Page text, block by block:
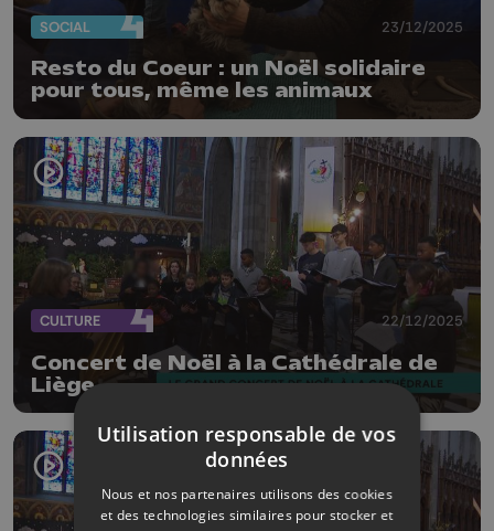
SOCIAL 23/12/2025
Resto du Coeur : un Noël solidaire
pour tous, même les animaux
CULTURE 22/12/2025
Concert de Noël à la Cathédrale de
Liège
Utilisation responsable de vos
données
Nous et nos partenaires utilisons des cookies
et des technologies similaires pour stocker et